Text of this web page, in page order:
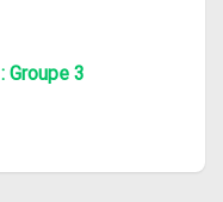
: Groupe 3